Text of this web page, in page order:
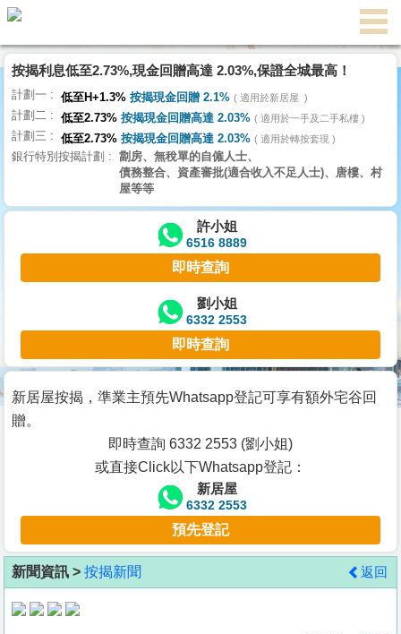
代
理
主
頁
搵
樓/
交
業
主
宅
谷
按
客
地
產
按揭利息低至2.73%,現金回贈高達 2.03%,保證全城最高！
計劃一 低至H+1.3% 按揭現金回贈 2.1% 適用於新居屋
計劃二 低至2.73% 按揭現金回贈高達 2.03% 適用於一手及二手私樓
計劃三 低至2.73% 按揭現金回贈高達 2.03% 適用於轉按套現
銀行特別按揭計劃
劏房、無稅單的自僱人士、
債務整合、資產審批(適合收入不足人士)、唐樓、村
屋等等
許小姐
6516 8889
即時查詢
劉小姐
6332 2553
即時查詢
新居屋按揭，準業主預先Whatsapp登記可享有額外宅谷回
贈。
即時查詢 6332 2553 (劉小姐)
或直接Click以下Whatsapp登記：
新居屋
6332 2553
預先登記
新聞資訊 > 按揭新聞 返回